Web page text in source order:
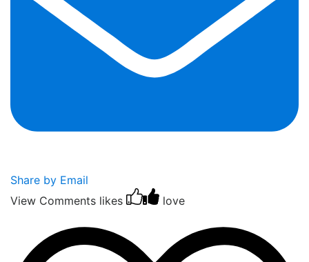
Share by Email
View Comments likes love